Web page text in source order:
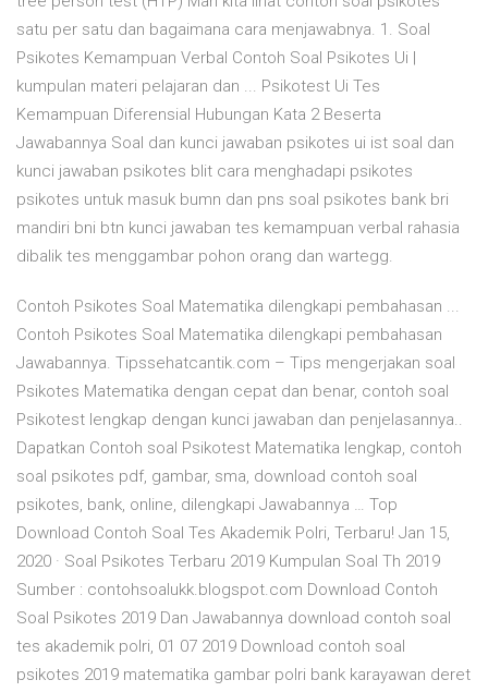
satu per satu dan bagaimana cara menjawabnya. 1. Soal
Psikotes Kemampuan Verbal Contoh Soal Psikotes Ui |
kumpulan materi pelajaran dan ... Psikotest Ui Tes
Kemampuan Diferensial Hubungan Kata 2 Beserta
Jawabannya Soal dan kunci jawaban psikotes ui ist soal dan
kunci jawaban psikotes blit cara menghadapi psikotes
psikotes untuk masuk bumn dan pns soal psikotes bank bri
mandiri bni btn kunci jawaban tes kemampuan verbal rahasia
dibalik tes menggambar pohon orang dan wartegg.
Contoh Psikotes Soal Matematika dilengkapi pembahasan ...
Contoh Psikotes Soal Matematika dilengkapi pembahasan
Jawabannya. Tipssehatcantik.com – Tips mengerjakan soal
Psikotes Matematika dengan cepat dan benar, contoh soal
Psikotest lengkap dengan kunci jawaban dan penjelasannya..
Dapatkan Contoh soal Psikotest Matematika lengkap, contoh
soal psikotes pdf, gambar, sma, download contoh soal
psikotes, bank, online, dilengkapi Jawabannya … Top
Download Contoh Soal Tes Akademik Polri, Terbaru! Jan 15,
2020 · Soal Psikotes Terbaru 2019 Kumpulan Soal Th 2019
Sumber : contohsoalukk.blogspot.com Download Contoh
Soal Psikotes 2019 Dan Jawabannya download contoh soal
tes akademik polri, 01 07 2019 Download contoh soal
psikotes 2019 matematika gambar polri bank karayawan deret